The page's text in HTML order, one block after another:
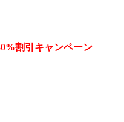
割引キャンペーン